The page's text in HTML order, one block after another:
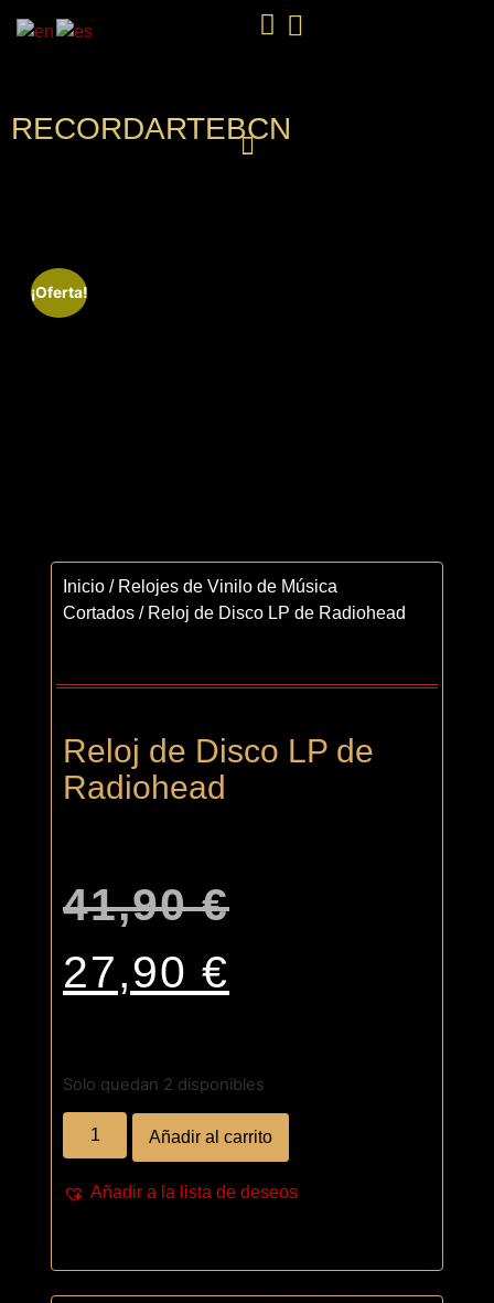
RECORDARTEBCN
¡Oferta!
Inicio / Relojes de Vinilo de Música
Cortados / Reloj de Disco LP de Radiohead
Reloj de Disco LP de
Radiohead
41,90€
27,90 €
Solo quedan 2 disponibles
Añadir al carrito
Añadir a la lista de deseos